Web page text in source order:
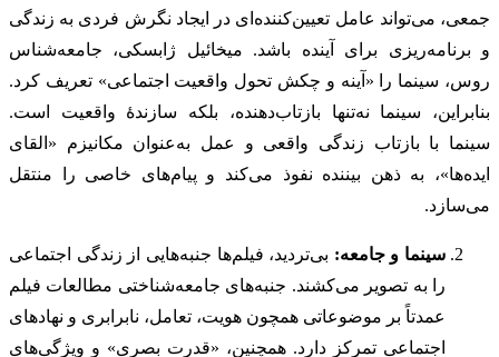
جمعی، می‌تواند عامل تعیین‌کننده‌ای در ایجاد نگرش فردی به زندگی
و برنامه‌ریزی برای آینده باشد. میخائیل ژابسکی، جامعه‌شناس
روس، سینما را «آینه و چکش تحول واقعیت اجتماعی» تعریف کرد.
بنابراین، سینما نه‌تنها بازتاب‌دهنده، بلکه سازندۀ واقعیت است.
سینما با بازتاب زندگی واقعی و عمل به‌عنوان مکانیزم «القای
ایده‌ها»، به ذهن بیننده نفوذ می‌کند و پیام‌های خاصی را منتقل
می‌سازد.
سینما و جامعه: بی‌تردید، فیلم‌ها جنبه‌هایی از زندگی اجتماعی
را به تصویر می‌کشند. جنبه‌های جامعه‌شناختی مطالعات فیلم
عمدتاً بر موضوعاتی همچون هویت، تعامل، نابرابری و نهادهای
اجتماعی تمرکز دارد. همچنین، «قدرت بصری» و ویژگی‌های